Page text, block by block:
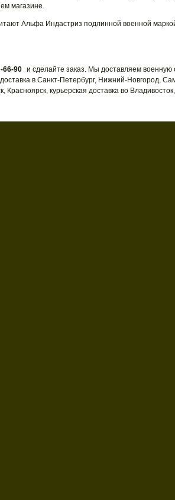
магазине.
Альфа Индастриз подлинной военной
66-90 и сделайте заказ. Мы доставляем военную
в Санкт-Петербург, Нижний-Новгород,
Красноярск, курьерская доставка во